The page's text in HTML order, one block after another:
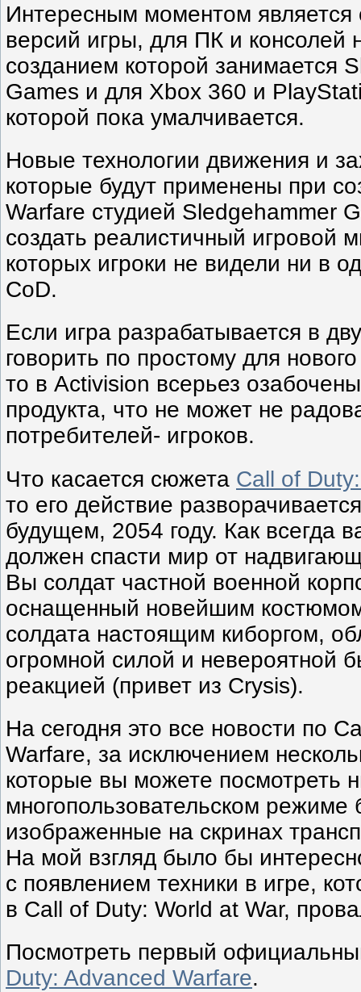
Интересным моментом является
версий игры, для ПК и консолей
созданием которой занимается
Games и для Xbox 360 и
которой пока умалчивается.
Новые технологии движения и
которые будут применены при
Warfare студией Sledgehammer
создать реалистичный игровой
которых игроки не видели ни в
CoD.
Если игра разрабатывается в
говорить по простому для
то в Activision всерьез
продукта, что не может не
потребителей- игроков.
Что касается сюжета Call of
то его действие
будущем, 2054 году. Как всегда
должен спасти мир от
Вы солдат частной военной
оснащенный новейшим
солдата настоящим киборгом,
огромной силой и невероятной
реакцией (привет из Crysis).
На сегодня это все новости по
Warfare, за исключением
которые вы можете посмотреть
многопользовательском режиме
изображенные на скринах
На мой взгляд было бы
с появлением техники в игре,
в Call of Duty: World at War,
Посмотреть первый
Duty: Advanced Warfare.